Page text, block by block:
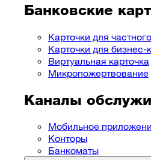
Банковские
Карточки для
Карточки для бизнес-
Виртуальная карточка
Микропожертвование
Каналы
Мобильное
Конторы
Банкоматы